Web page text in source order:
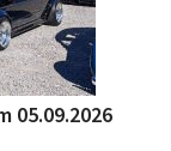
05.09.2026